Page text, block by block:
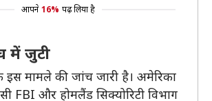
आपने 16% पढ़ लिया है
में जुटी
इस मामले की जांच जारी है। अमेरिका
FBI और होमलैंड सिक्योरिटी विभाग